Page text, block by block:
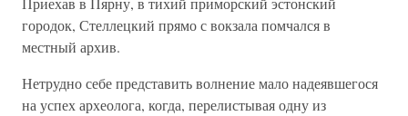
городок, Стеллецкий прямо с вокзала помчался в
местный архив.
Нетрудно себе представить волнение мало надеявшегося
на успех археолога, когда, перелистывая одну из